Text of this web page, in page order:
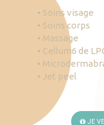
• Soins visage
• Soins corps
• Massage
• Cellum6 de
•
• Jet peel
JE